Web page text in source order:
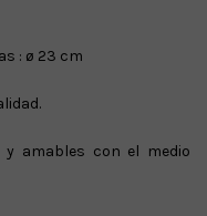
: ø 23 cm
amables con el medio